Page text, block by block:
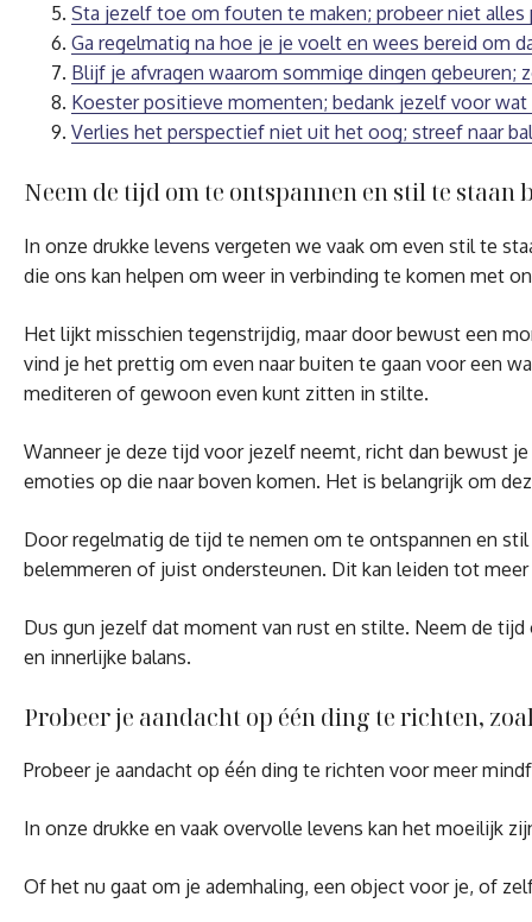
Sta jezelf toe om fouten te maken; probeer niet
Ga regelmatig na hoe je je voelt en wees bereid om
Blijf je afvragen waarom sommige dingen gebeuren;
Koester positieve momenten; bedank jezelf voor
Verlies het perspectief niet uit het oog; streef naar
Neem de tijd om te ontspannen en stil te staan
In onze drukke levens vergeten we vaak om even stil te
die ons kan helpen om weer in verbinding te komen met
Het lijkt misschien tegenstrijdig, maar door bewust een
vind je het prettig om even naar buiten te gaan voor een
mediteren of gewoon even kunt zitten in stilte.
Wanneer je deze tijd voor jezelf neemt, richt dan bewust
emoties op die naar boven komen. Het is belangrijk om
Door regelmatig de tijd te nemen om te ontspannen en
belemmeren of juist ondersteunen. Dit kan leiden tot
Dus gun jezelf dat moment van rust en stilte. Neem de
en innerlijke balans.
Probeer je aandacht op één ding te richten,
Probeer je aandacht op één ding te richten voor meer
In onze drukke en vaak overvolle levens kan het moeilijk
Of het nu gaat om je ademhaling, een object voor je, of